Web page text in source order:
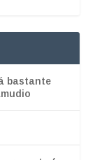
bastante